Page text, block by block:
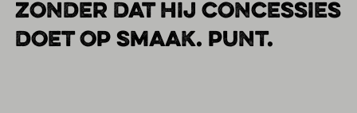
ZONDER DAT HIJ CONCESSIES
DOET OP SMAAK. PUNT.